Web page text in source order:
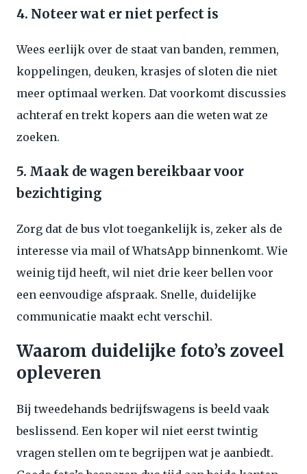
4. Noteer wat er niet perfect is
Wees eerlijk over de staat van banden, remmen,
koppelingen, deuken, krasjes of sloten die niet
meer optimaal werken. Dat voorkomt discussies
achteraf en trekt kopers aan die weten wat ze
zoeken.
5. Maak de wagen bereikbaar voor
bezichtiging
Zorg dat de bus vlot toegankelijk is, zeker als de
interesse via mail of WhatsApp binnenkomt. Wie
weinig tijd heeft, wil niet drie keer bellen voor
een eenvoudige afspraak. Snelle, duidelijke
communicatie maakt echt verschil.
Waarom duidelijke foto’s zoveel
opleveren
Bij tweedehands bedrijfswagens is beeld vaak
beslissend. Een koper wil niet eerst twintig
vragen stellen om te begrijpen wat je aanbiedt.